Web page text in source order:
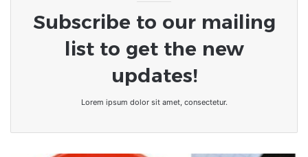
Subscribe to our mailing
list to get the new
updates!
Lorem ipsum dolor sit amet, consectetur.